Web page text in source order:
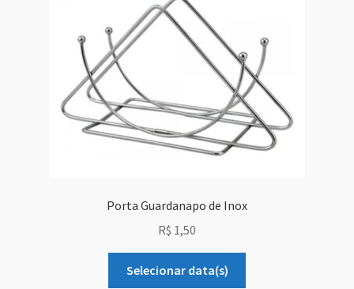
Grid Style 2
Grid Style 3
Mega Shop
Porta Guardanapo de Inox
R$ 1,50
Selecionar data(s)